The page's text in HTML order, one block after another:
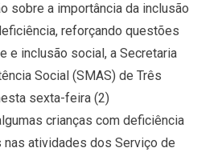
sobre a importância da inclusão
reforçando questões
e inclusão social, a Secretaria
Social (SMAS) de Três
sexta-feira (2)
crianças com deficiência
atividades dos Serviço de